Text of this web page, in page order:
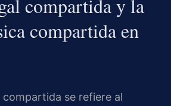
compartida y la
compartida en
compartida se refiere al